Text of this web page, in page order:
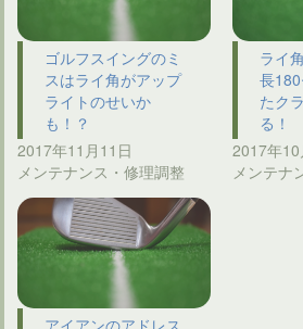
ゴルフスイングのミ
スはライ角がアップ
ライトのせいか
も！？
2017年11月11日
メンテナンス・修理調整
ライ
長
たク
る！
2017年10
メンテナ
アイアンのアドレス